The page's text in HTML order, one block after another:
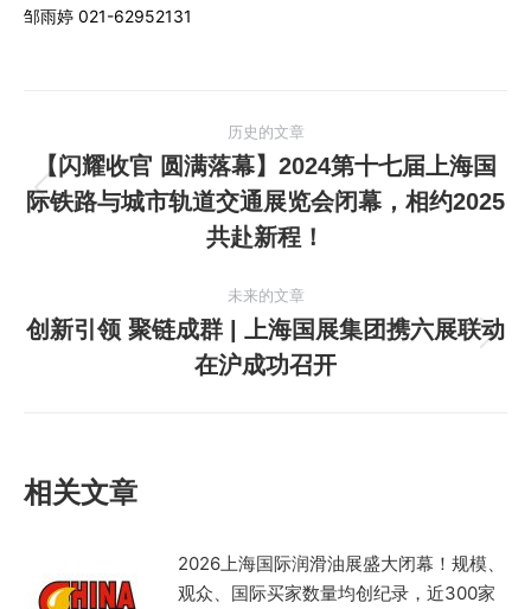
邹雨婷 021-62952131
章
导
历史的文章
历
史
文
章：
【闪耀收官 圆满落幕】2024第十七届上海国
际铁路与城市轨道交通展览会闭幕，相约2025
共赴新程！
未来的文章
未
来
创新引领 聚链成群 | 上海国展集团携六展联动
在沪成功召开
相关文章
2026上海国际润滑油展盛大闭幕！规模、
观众、国际买家数量均创纪录，近300家